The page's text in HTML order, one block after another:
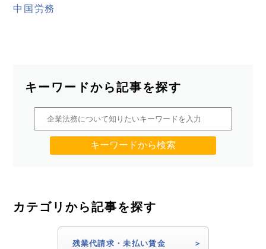
中国労務
キーワードから記事を探す
カテゴリから記事を探す
残業代請求・未払い賃金